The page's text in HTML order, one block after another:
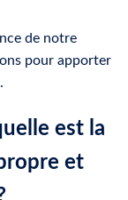
de notre
pour apporter
est la
et